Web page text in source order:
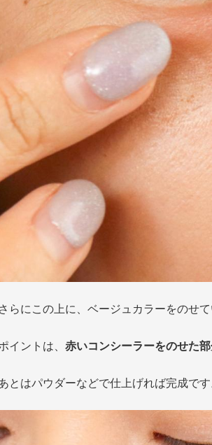
さらにこの上に、ベージュカラーをのせ
イントは、 赤いコンシーラーをのせた
とはパウダーなどで仕上げれば完成で